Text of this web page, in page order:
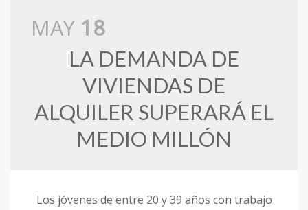
MAY 18
LA DEMANDA DE
VIVIENDAS DE
ALQUILER SUPERARÁ EL
MEDIO MILLÓN
Los jóvenes de entre 20 y 39 años con trabajo